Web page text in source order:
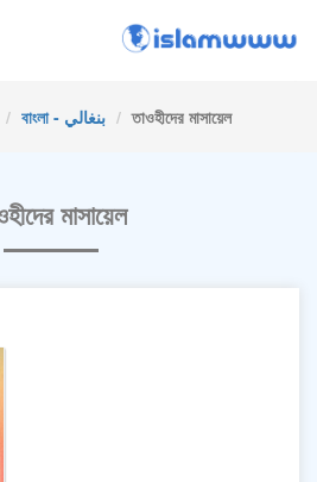
বাংলা - بنغالي তাওহীদের মাসায়েল
মাসায়েল